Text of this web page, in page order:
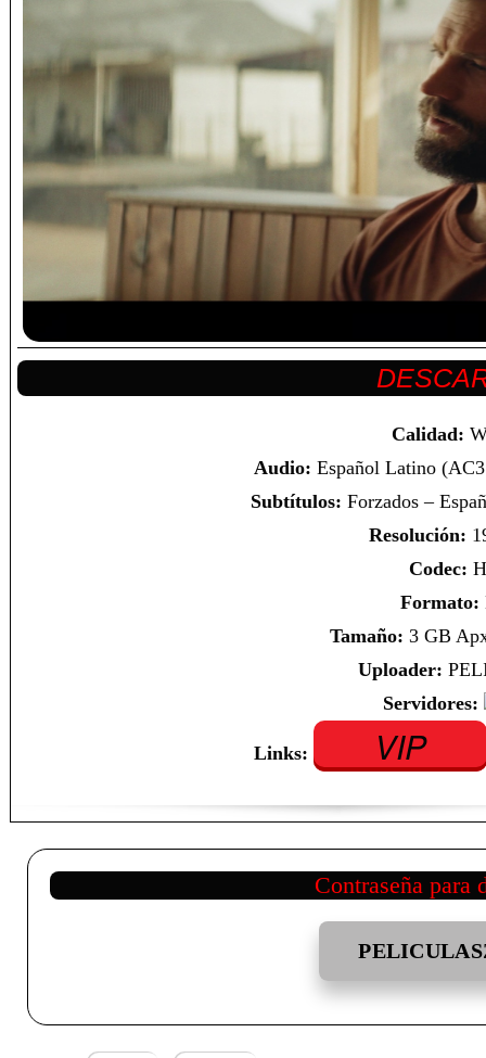
Calidad:
Audio: Español Latino
Subtítulos: Forzados –
Resolución:
Codec:
Formato:
Tamaño: 3 GB
Uploader:
Servidores:
Links: VIP
Contraseña para